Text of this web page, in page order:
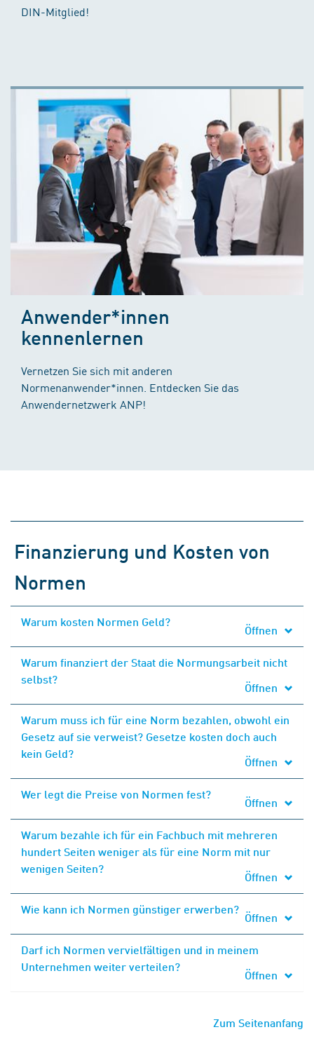
DIN-Mitglied!
Anwender*innen
kennenlernen
Vernetzen Sie sich mit anderen
Normenanwender*innen. Entdecken Sie das
Anwendernetzwerk ANP!
Finanzierung und Kosten von
Normen
Warum kosten Normen Geld?
Öffnen
Warum finanziert der Staat die Normungsarbeit nicht
selbst?
Öffnen
Warum muss ich für eine Norm bezahlen, obwohl ein
Gesetz auf sie verweist? Gesetze kosten doch auch
kein Geld?
Öffnen
Wer legt die Preise von Normen fest?
Öffnen
Warum bezahle ich für ein Fachbuch mit mehreren
hundert Seiten weniger als für eine Norm mit nur
wenigen Seiten?
Öffnen
Wie kann ich Normen günstiger erwerben?
Öffnen
Darf ich Normen vervielfältigen und in meinem
Unternehmen weiter verteilen?
Öffnen
Zum Seitenanfang